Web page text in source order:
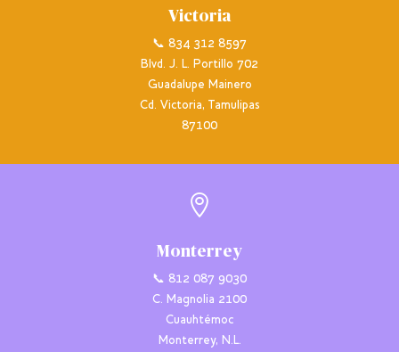
Victoria
📞 834 312 8597
Blvd. J. L. Portillo 702
Guadalupe Mainero
Cd. Victoria, Tamulipas
87100

Monterrey
📞 812 087 9030
C. Magnolia 2100
Cuauhtémoc
Monterrey, N.L.